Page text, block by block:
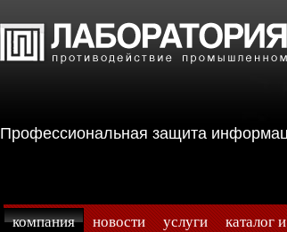
Профессиональная защита
компания новости услуги каталог